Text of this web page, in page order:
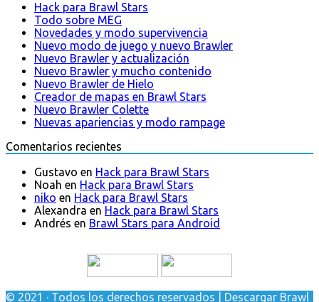
Hack para Brawl Stars
Todo sobre MEG
Novedades y modo supervivencia
Nuevo modo de juego y nuevo Brawler
Nuevo Brawler y actualización
Nuevo Brawler y mucho contenido
Nuevo Brawler de Hielo
Creador de mapas en Brawl Stars
Nuevo Brawler Colette
Nuevas apariencias y modo rampage
Comentarios recientes
Gustavo en Hack para Brawl Stars
Noah en Hack para Brawl Stars
niko en Hack para Brawl Stars
Alexandra en Hack para Brawl Stars
Andrés en Brawl Stars para Android
© 2021 · Todos los derechos reservados | Descargar Brawl